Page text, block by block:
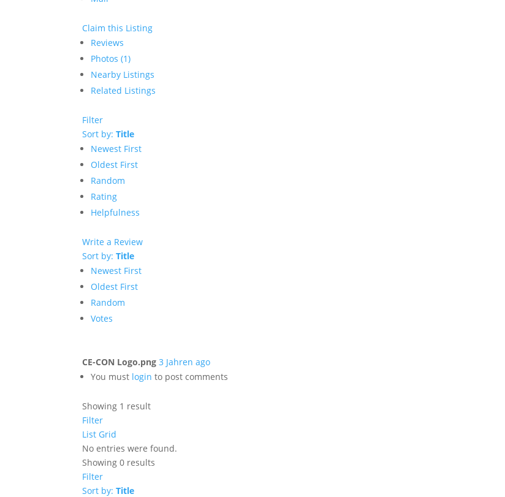
Claim this Listing
Reviews
Photos (1)
Nearby Listings
Related Listings
Filter
Sort by:Title
Newest First
Oldest First
Random
Rating
Helpfulness
Write a Review
Sort by:Title
Newest First
Oldest First
Random
Votes
CE-CON Logo.png 3 Jahren ago
You must login to post comments
Showing 1 result
Filter
List Grid
No entries were found.
Showing 0 results
Filter
Sort by:Title